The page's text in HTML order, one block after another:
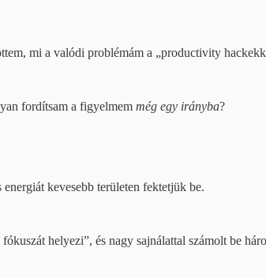
mi a valódi problémám a „productivity
fordítsam a figyelmem még egy irányba?
kevesebb területen fektetjük be.
helyezi”, és nagy sajnálattal számolt be